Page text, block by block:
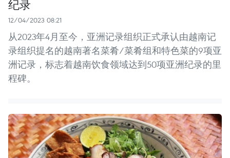
纪录
12/04/2023 08:21
从2023年4月至今，亚洲记录组织正式承认由越南记
录组织提名的越南著名菜肴/菜肴组和特色菜的9项亚
洲记录，标志着越南饮食领域达到50项亚洲纪录的里
程碑。